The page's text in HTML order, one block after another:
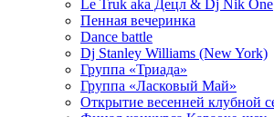
Le Truk aka Децл & Dj Nik One
Пенная вечеринка
Dance battle
Dj Stanley Williams (New York)
Группа «Триада»
Группа «Ласковый Май»
Открытие весенней клубной